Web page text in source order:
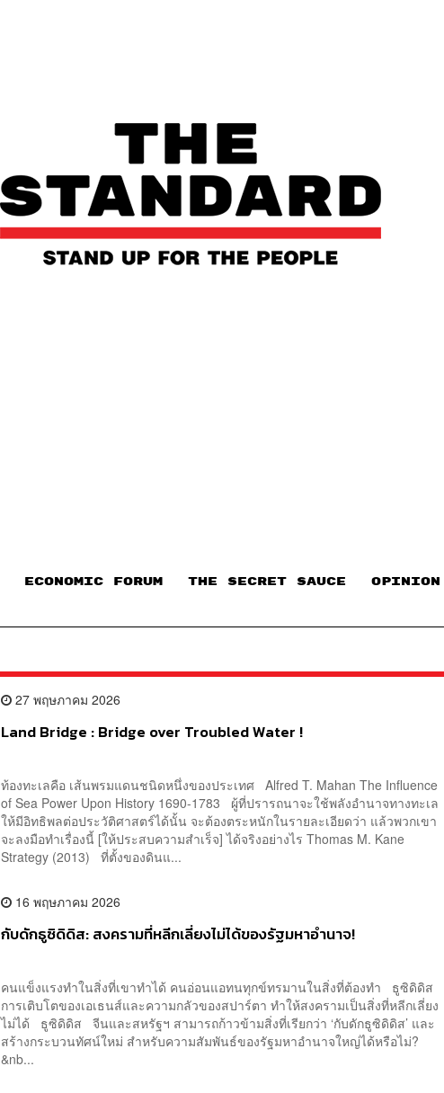
ECONOMIC FORUM THE SECRET SAUCE​ OPINION
27 พฤษภาคม 2026
Land Bridge : Bridge over Troubled Water !
ท้องทะเลคือ เส้นพรมแดนชนิดหนึ่งของประเทศ Alfred T. Mahan The Influence
of Sea Power Upon History 1690-1783 ผู้ที่ปรารถนาจะใช้พลังอำนาจทางทะเล
ให้มีอิทธิพลต่อประวัติศาสตร์ได้นั้น จะต้องตระหนักในรายละเอียดว่า แล้วพวกเขา
จะลงมือทำเรื่องนี้ [ให้ประสบความสำเร็จ] ได้จริงอย่างไร Thomas M. Kane
Strategy (2013) ที่ตั้งของดินแ...
16 พฤษภาคม 2026
กับดักธูซิดิดิส: สงครามที่หลีกเลี่ยงไม่ได้ของรัฐมหาอำนาจ!
คนแข็งแรงทำในสิ่งที่เขาทำได้ คนอ่อนแอทนทุกข์ทรมานในสิ่งที่ต้องทำ ธูซิดิดิส
การเติบโตของเอเธนส์และความกลัวของสปาร์ตา ทำให้สงครามเป็นสิ่งที่หลีกเลี่ยง
ไม่ได้ ธูซิดิดิส จีนและสหรัฐฯ สามารถก้าวข้ามสิ่งที่เรียกว่า ‘กับดักธูซิดิดิส’ และ
สร้างกระบวนทัศน์ใหม่ สำหรับความสัมพันธ์ของรัฐมหาอำนาจใหญ่ได้หรือไม่?
&nb...